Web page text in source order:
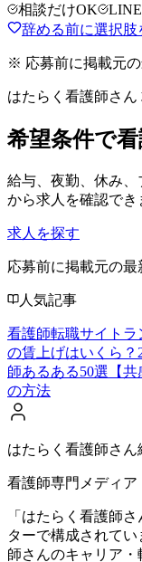
相談だけOK
辞める前に選択肢
※ 応募前に掲載元
はたらく看護師さん
希望条件で
給与、夜勤、休み
から求人を確認でき
求人を探す
応募前に掲載元の
人気記事
看護師転職サイトラ
の賃上げはいくら？
師あるある50選【共
の方法
はたらく看護師さん
看護師専門メディア
「はたらく看護師
ターで構成されて
師さんのキャリア